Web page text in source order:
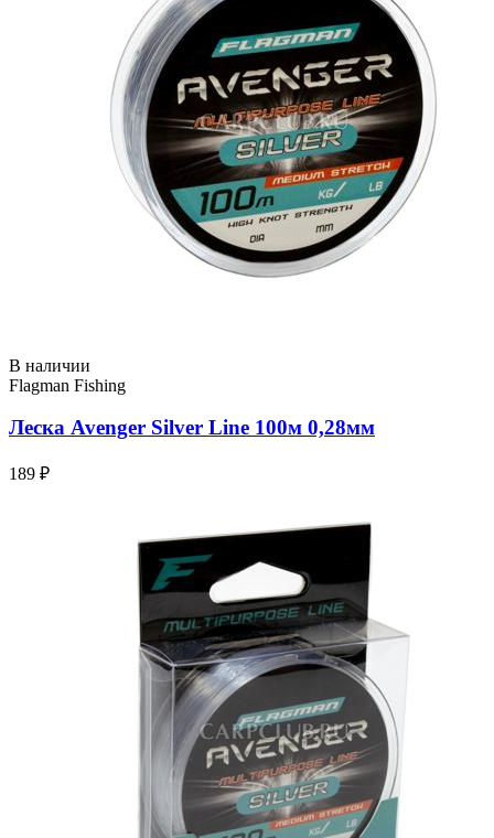
В наличии
Flagman Fishing
Леска Avenger Silver Line 100м 0,28мм
189 ₽